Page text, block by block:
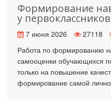
Формирование
у первоклассников
7 июня 2026 27118
Работа по формированию
самооценки обучающихся
только на повышение
формирование самой